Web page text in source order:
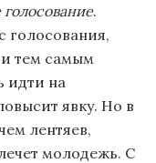
.
голосования,
тем самым
идти на
явку. Но в
лентяев,
молодежь. С